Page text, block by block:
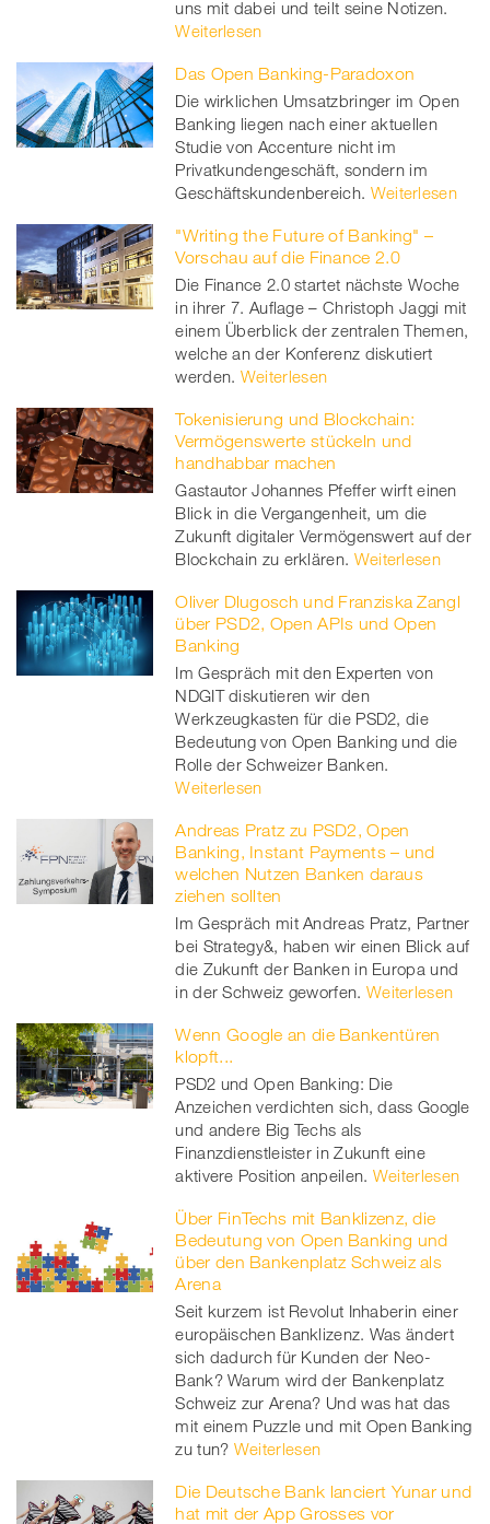
uns mit dabei und teilt seine Notizen.
Weiterlesen
Das Open Banking-Paradoxon
Die wirklichen Umsatzbringer im Open
Banking liegen nach einer aktuellen
Studie von Accenture nicht im
Privatkundengeschäft, sondern im
Geschäftskundenbereich. Weiterlesen
"Writing the Future of Banking" –
Vorschau auf die Finance 2.0
Die Finance 2.0 startet nächste Woche
in ihrer 7. Auflage – Christoph Jaggi mit
einem Überblick der zentralen Themen,
welche an der Konferenz diskutiert
werden. Weiterlesen
Tokenisierung und Blockchain:
Vermögenswerte stückeln und
handhabbar machen
Gastautor Johannes Pfeffer wirft einen
Blick in die Vergangenheit, um die
Zukunft digitaler Vermögenswert auf der
Blockchain zu erklären. Weiterlesen
Oliver Dlugosch und Franziska Zangl
über PSD2, Open APIs und Open
Banking
Im Gespräch mit den Experten von
NDGIT diskutieren wir den
Werkzeugkasten für die PSD2, die
Bedeutung von Open Banking und die
Rolle der Schweizer Banken.
Weiterlesen
Andreas Pratz zu PSD2, Open
Banking, Instant Payments – und
welchen Nutzen Banken daraus
ziehen sollten
Im Gespräch mit Andreas Pratz, Partner
bei Strategy&, haben wir einen Blick auf
die Zukunft der Banken in Europa und
in der Schweiz geworfen. Weiterlesen
Wenn Google an die Bankentüren
klopft...
PSD2 und Open Banking: Die
Anzeichen verdichten sich, dass Google
und andere Big Techs als
Finanzdienstleister in Zukunft eine
aktivere Position anpeilen. Weiterlesen
Über FinTechs mit Banklizenz, die
Bedeutung von Open Banking und
über den Bankenplatz Schweiz als
Arena
Seit kurzem ist Revolut Inhaberin einer
europäischen Banklizenz. Was ändert
sich dadurch für Kunden der Neo-
Bank? Warum wird der Bankenplatz
Schweiz zur Arena? Und was hat das
mit einem Puzzle und mit Open Banking
zu tun? Weiterlesen
Die Deutsche Bank lanciert Yunar und
hat mit der App Grosses vor